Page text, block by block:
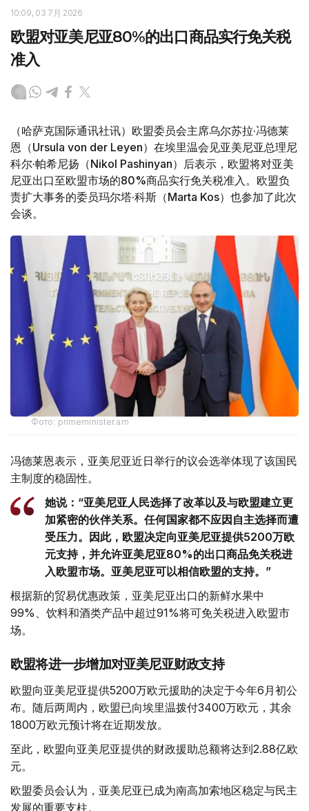
10:09, 03 7月 2026
欧盟对亚美尼亚80%的出口商品实行免关税
准入
（哈萨克国际通讯社讯）欧盟委员会主席乌尔苏拉·冯德莱
恩（Ursula von der Leyen）在埃里温会见亚美尼亚总理尼
科尔·帕希尼扬（Nikol Pashinyan）后表示，欧盟将对亚美
尼亚出口至欧盟市场的80%商品实行免关税准入。欧盟负
责扩大事务的委员玛尔塔·科斯（Marta Kos）也参加了此次
会谈。
Фото: primeminister.am
冯德莱恩表示，亚美尼亚近日举行的议会选举体现了该国民
主制度的稳固性。
她说：“亚美尼亚人民选择了改革以及与欧盟建立更
加紧密的伙伴关系。任何国家都不应因自主选择而遭
受压力。因此，欧盟决定向亚美尼亚提供5200万欧
元支持，并允许亚美尼亚80%的出口商品免关税进
入欧盟市场。亚美尼亚可以相信欧盟的支持。”
根据新的贸易优惠政策，亚美尼亚出口的新鲜水果中
99%、饮料和酒类产品中超过91%将可免关税进入欧盟市
场。
欧盟将进一步增加对亚美尼亚财政支持
欧盟向亚美尼亚提供5200万欧元援助的决定于今年6月初公
布。随后两周内，欧盟已向埃里温拨付3400万欧元，其余
1800万欧元预计将在近期发放。
至此，欧盟向亚美尼亚提供的财政援助总额将达到2.88亿欧
元。
欧盟委员会认为，亚美尼亚已成为南高加索地区稳定与民主
发展的重要支柱。